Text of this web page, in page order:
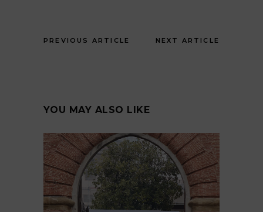
PREVIOUS ARTICLE NEXT ARTICLE
YOU MAY ALSO LIKE